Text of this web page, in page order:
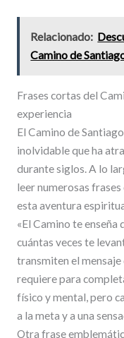
Relacionado:
Camino de
Frases cortas del
experiencia
El Camino de
inolvidable que ha
durante siglos. A lo
leer numerosas
esta aventura
«El Camino te enseña
cuántas veces te
transmiten el
requiere para
físico y mental, pero
a la meta y a una
Otra frase